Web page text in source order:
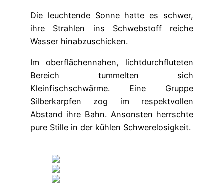
Die leuchtende Sonne hatte es schwer,
ihre Strahlen ins Schwebstoff reiche
Wasser hinabzuschicken.
Im oberflächennahen, lichtdurchfluteten
Bereich tummelten sich
Kleinfischschwärme. Eine Gruppe
Silberkarpfen zog im respektvollen
Abstand ihre Bahn. Ansonsten herrschte
pure Stille in der kühlen Schwerelosigkeit.